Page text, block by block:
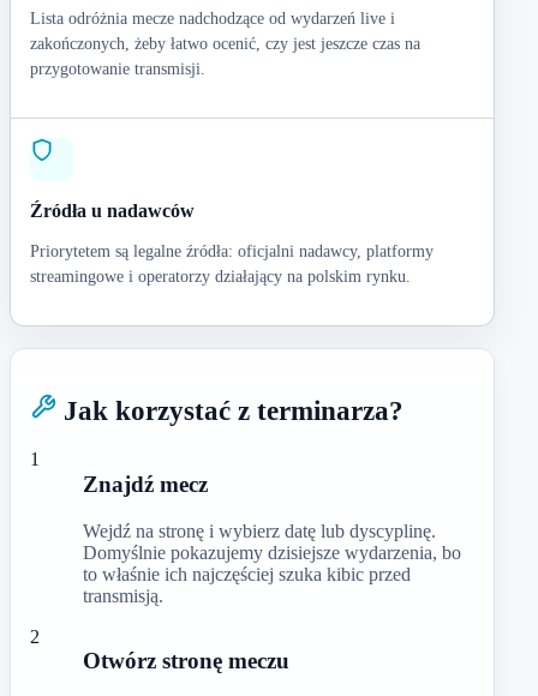
Lista odróżnia mecze nadchodzące od wydarzeń live i
zakończonych, żeby łatwo ocenić, czy jest jeszcze czas na
przygotowanie transmisji.
Źródła u nadawców
Priorytetem są legalne źródła: oficjalni nadawcy, platformy
streamingowe i operatorzy działający na polskim rynku.
Jak korzystać z terminarza?
1
Znajdź mecz
Wejdź na stronę i wybierz datę lub dyscyplinę.
Domyślnie pokazujemy dzisiejsze wydarzenia, bo
to właśnie ich najczęściej szuka kibic przed
transmisją.
2
Otwórz stronę meczu